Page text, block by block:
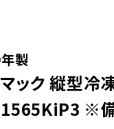
冷凍ス
95kg
製
ック 縦型冷
※